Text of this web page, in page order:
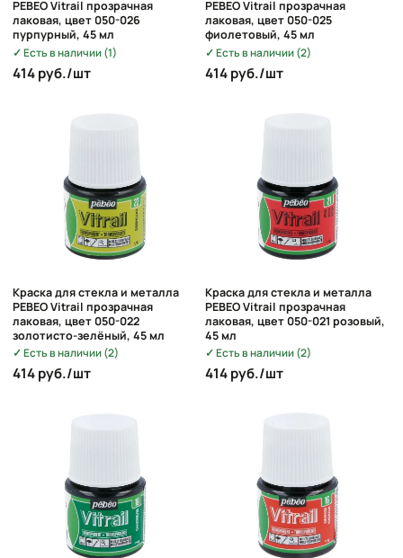
PEBEO Vitrail прозрачная
лаковая, цвет 050-026
пурпурный, 45 мл
Есть в наличии (1)
414 руб./шт
PEBEO Vitrail прозрачная
лаковая, цвет 050-025
фиолетовый, 45 мл
Есть в наличии (2)
414 руб./шт
Краска для стекла и металла
PEBEO Vitrail прозрачная
лаковая, цвет 050-022
золотисто-зелёный, 45 мл
Есть в наличии (2)
414 руб./шт
Краска для стекла и металла
PEBEO Vitrail прозрачная
лаковая, цвет 050-021 розовый,
45 мл
Есть в наличии (2)
414 руб./шт